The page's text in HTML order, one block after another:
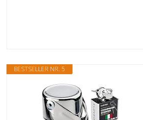
BESTSELLER NR. 5